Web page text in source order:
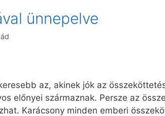
ünnepelve
az, akinek jók az
előnyei származnak. Persze az
Karácsony minden emberi